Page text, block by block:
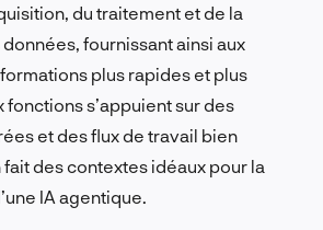
du traitement et de la
fournissant ainsi aux
plus rapides et plus
fonctions s’appuient sur des
et des flux de travail bien
des contextes idéaux pour la
IA agentique.